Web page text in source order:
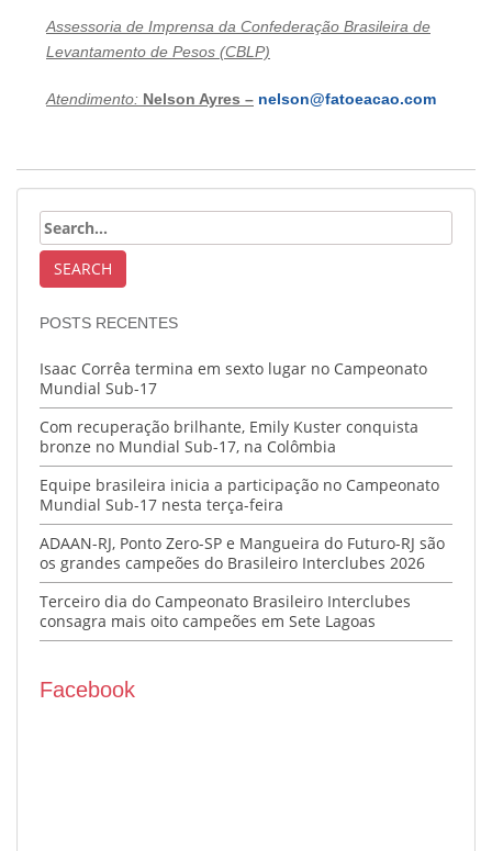
Assessoria de Imprensa da Confederação Brasileira de
Levantamento de Pesos (CBLP)
Atendimento: Nelson Ayres – nelson@fatoeacao.com
POSTS RECENTES
Isaac Corrêa termina em sexto lugar no Campeonato
Mundial Sub-17
Com recuperação brilhante, Emily Kuster conquista
bronze no Mundial Sub-17, na Colômbia
Equipe brasileira inicia a participação no Campeonato
Mundial Sub-17 nesta terça-feira
ADAAN-RJ, Ponto Zero-SP e Mangueira do Futuro-RJ são
os grandes campeões do Brasileiro Interclubes 2026
Terceiro dia do Campeonato Brasileiro Interclubes
consagra mais oito campeões em Sete Lagoas
Facebook